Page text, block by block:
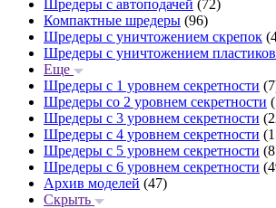
Шредеры с автоподачей (72)
Компактные шредеры (96)
Шредеры с уничтожением скрепок
Шредеры с уничтожением
Еще
Шредеры с 1 уровнем секретности
Шредеры со 2 уровнем секретности
Шредеры с 3 уровнем секретности
Шредеры с 4 уровнем секретности
Шредеры с 5 уровнем секретности
Шредеры с 6 уровнем секретности
Архив моделей (47)
Скрыть